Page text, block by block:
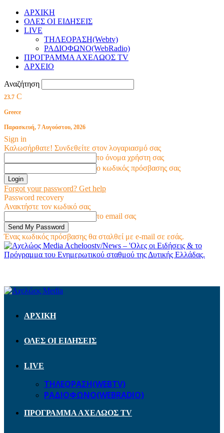
ΑΡΧΙΚΗ
ΟΛΕΣ ΟΙ ΕΙΔΗΣΕΙΣ
LIVE
ΤΗΛΕΟΡΑΣΗ(Webtv)
ΡΑΔΙΟΦΩΝΟ(WebRadio)
ΠΡΟΓΡΑΜΜΑ ΑΧΕΛΩΟΣ TV
ΑΡΧΕΙΟ
Αναζήτηση
23.7 C
Greece
Παρασκευή, 7 Αυγούστου, 2026
Sign in
Καλωσήρθατε! Συνδεθείτε στον λογαριασμό σας
το όνομα χρήστη σας
ο κωδικός πρόσβασης σας
Forgot your password? Get help
Password recovery
Ανακτήστε τον κωδικό σας
το email σας
Ένας κωδικός πρόσβασης θα σταλθεί με e-mail σε εσάς.
Acheloostv/News – 'Ολες οι Ειδήσεις & το
Πρόγραμμα του Ενημερωτικού σταθμού της Δυτικής Ελλάδας.
ΑΡΧΙΚΗ
ΟΛΕΣ ΟΙ ΕΙΔΗΣΕΙΣ
LIVE
ΤΗΛΕΟΡΑΣΗ(WEBTV)
ΡΑΔΙΟΦΩΝΟ(WEBRADIO)
ΠΡΟΓΡΑΜΜΑ ΑΧΕΛΩΟΣ TV